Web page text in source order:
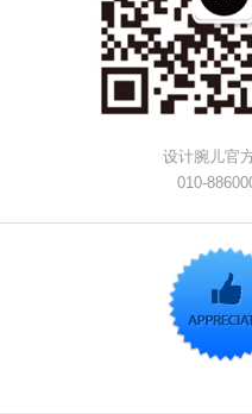
设计腕儿官
010-